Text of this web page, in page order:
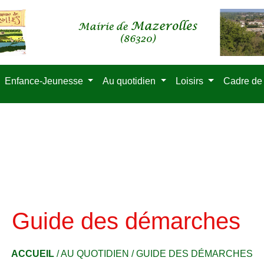
Enfance-Jeunesse Au quotidien Loisirs Cadre
Guide des démarches
ACCUEIL /AU QUOTIDIEN /GUIDE DES DÉMARCHES